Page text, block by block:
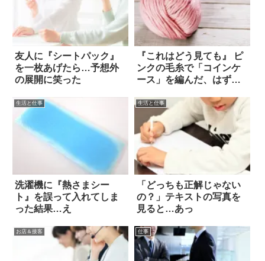
友人に『シートパック』
を一枚あげたら…予想外
の展開に笑った
『これはどう見ても』 ピ
ンクの毛糸で「コインケ
ース」を編んだ、はずだ
生活と仕事
洗濯機に『熱さまシー
ト』を誤って入れてしま
った結果…え
生活と仕事
「どっちも正解じゃない
の？」テキストの写真を
見ると…あっ
お店＆接客 仕事